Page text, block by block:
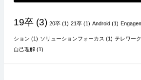
19卒(3) 20卒(1) 21卒(1) Android(1)
ション (1) ソリューションフォーカス (1) テレワーク
自己理解(1)